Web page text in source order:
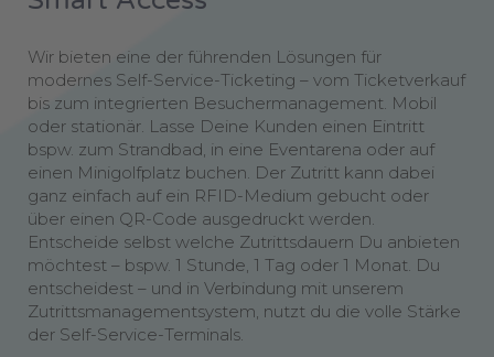
Wir bieten eine der führenden Lösungen für
modernes Self-Service-Ticketing – vom Ticketverkauf
bis zum integrierten Besuchermanagement. Mobil
oder stationär. Lasse Deine Kunden einen Eintritt
bspw. zum Strandbad, in eine Eventarena oder auf
einen Minigolfplatz buchen. Der Zutritt kann dabei
ganz einfach auf ein RFID-Medium gebucht oder
über einen QR-Code ausgedruckt werden.
Entscheide selbst welche Zutrittsdauern Du anbieten
möchtest – bspw. 1 Stunde, 1 Tag oder 1 Monat. Du
entscheidest – und in Verbindung mit unserem
Zutrittsmanagementsystem, nutzt du die volle Stärke
der Self-Service-Terminals.